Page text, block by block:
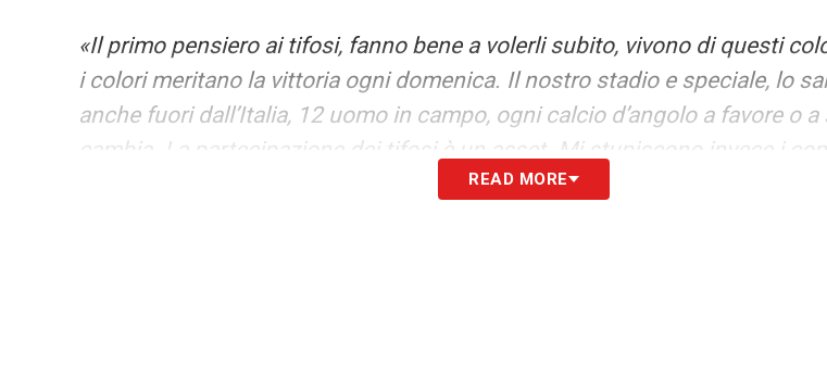
«Il primo pensiero ai tifosi, fanno bene a volerli subito, vivono di questi
i colori meritano la vittoria ogni domenica. Il nostro stadio e speciale, lo
anche fuori dall’Italia, 12 uomo in campo, ogni calcio d’angolo a favore o
cambia. La partecipazione dei tifosi è un asset. Mi stupiscono invece i
addetti ai lavori, perché dovrebbero sapere che questo è un progetto.
READ MORE